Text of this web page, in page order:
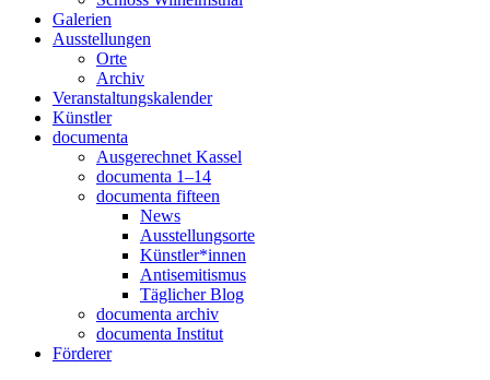
Galerien
Ausstellungen
Orte
Archiv
Veranstaltungskalender
Künstler
documenta
Ausgerechnet Kassel
documenta 1–14
documenta fifteen
News
Ausstellungsorte
Künstler*innen
Antisemitismus
Täglicher Blog
documenta archiv
documenta Institut
Förderer